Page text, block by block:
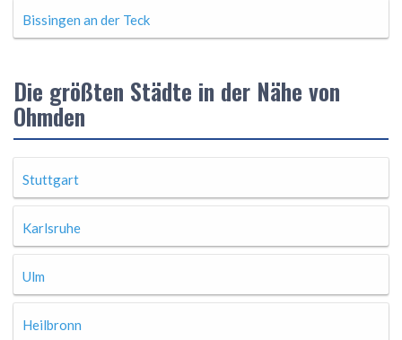
Bissingen an der Teck
Die größten Städte in der Nähe von
Ohmden
Stuttgart
Karlsruhe
Ulm
Heilbronn